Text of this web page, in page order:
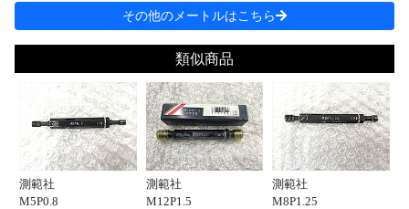
その他のメートルはこちら
類似商品
測範社
M5P0.8
測範社
M12P1.5
測範社
M8P1.25